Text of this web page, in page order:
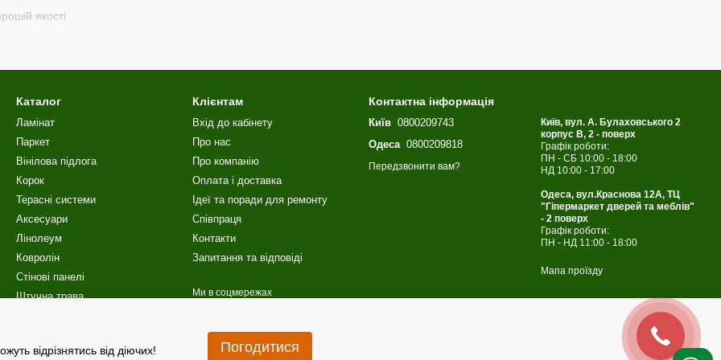
якості
ті, хто шукає
якісний ламінат за доступною ціною для щоденного використання.
ламінату Oster Wald
під дерево
Каталог
Ламінат
Паркет
Вінілова пiдлога
Корок
Терасні системи
Аксесуари
Лінолеум
Ковролін
Стінові панелі
Штучна трава
Клієнтам
Вхід до кабінету
Про нас
Про компанію
Оплата і доставка
Ідеї та поради для ремонту
Співпраця
Контакти
Запитання та відповіді
Ми в соцмережах
Контактна інформація
Київ 0800209743
Одеса0800209818
Передзвонити вам?
Київ, вул. А. Булаховського 2
корпус B, 2 - поверх
Графік роботи:
ПН - СБ 10:00 - 18:00
НД 10:00 - 17:00
Одеса, вул.Краснова 12А, ТЦ
"Гіпермаркет дверей та меблів"
- 2 поверх
Графік роботи:
ПН - НД 11:00 - 18:00
Мапа проїзду
відрізнятись від діючих!
Погодитися